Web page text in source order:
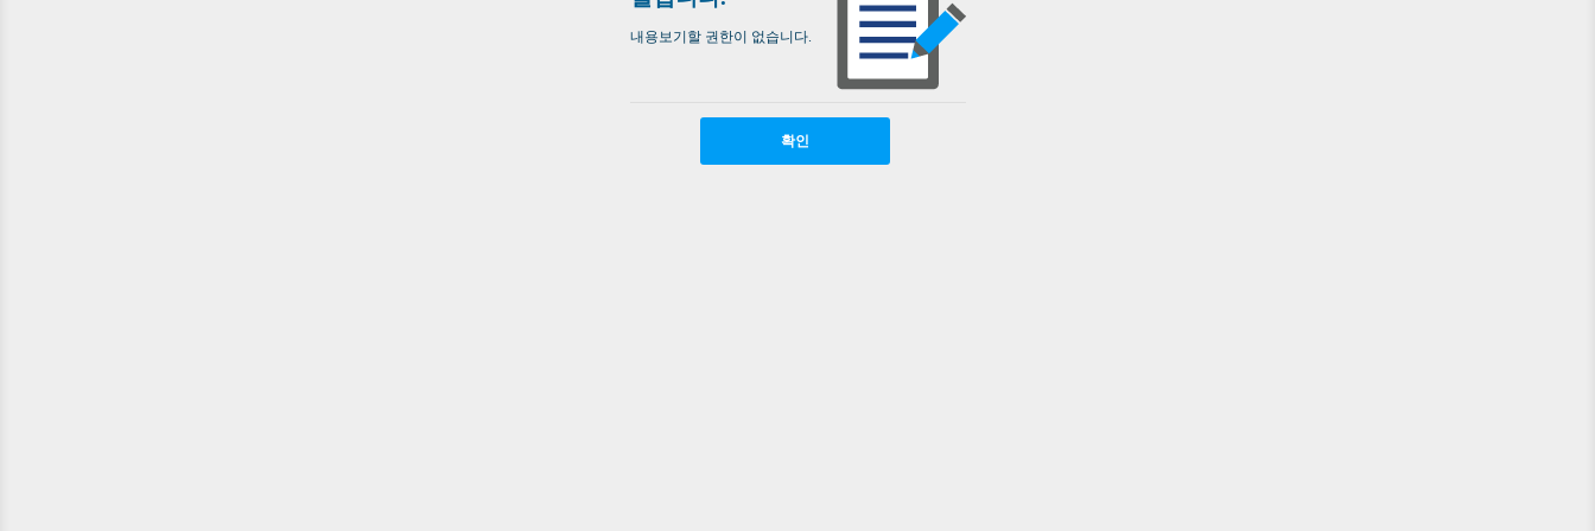
내용보기할 권한이 없습니다.